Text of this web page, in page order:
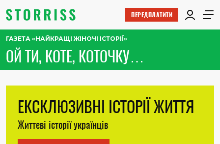
ПЕРЕДПЛАТИТИ
ГАЗЕТА «НАЙКРАЩІ ЖІНОЧІ ІСТОРІЇ»
ОЙ ТИ, КОТЕ, КОТОЧКУ…
ЕКСКЛЮЗИВНІ ІСТОРІЇ ЖИТТЯ
Життєві історії українців